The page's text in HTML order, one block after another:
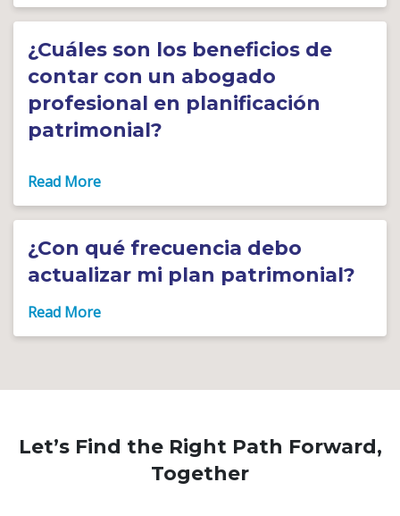
¿Cuáles son los beneficios de
contar con un abogado
profesional en planificación
patrimonial?
¿Con qué frecuencia debo
actualizar mi plan patrimonial?
Let’s Find the Right Path Forward,
Together